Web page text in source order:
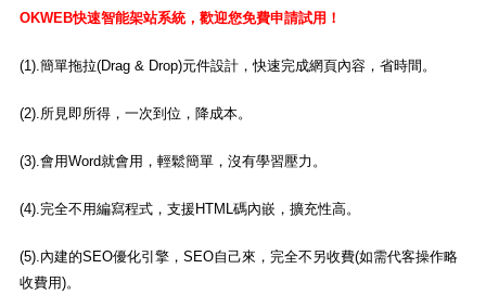
OKWEB快速智能架站系統，歡迎您免費申請試用！
(1).簡單拖拉(Drag & Drop)元件設計，快速完成網頁內容，省時間。
(2).所見即所得，一次到位，降成本。
(3).會用Word就會用，輕鬆簡單，沒有學習壓力 。
(4).完全不用編寫程式，支援HTML碼內嵌，擴充性高。
(5).內建的SEO優化引擎，SEO自己來，完全不另收費(如需代客操作略
收費用)。